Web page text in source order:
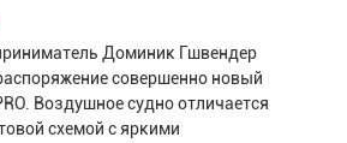
Доминик Гшвендер
совершенно новый
Воздушное судно отличается
схемой с яркими